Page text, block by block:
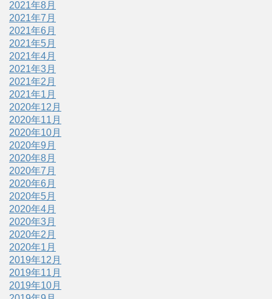
2021年8月
2021年7月
2021年6月
2021年5月
2021年4月
2021年3月
2021年2月
2021年1月
2020年12月
2020年11月
2020年10月
2020年9月
2020年8月
2020年7月
2020年6月
2020年5月
2020年4月
2020年3月
2020年2月
2020年1月
2019年12月
2019年11月
2019年10月